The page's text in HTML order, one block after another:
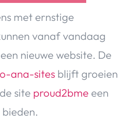
& Beauty
Huis & Tuin
& Media
met ernstige
vanaf vandaag
nieuwe website. De
ana-sites blijft groeien
site proud2bme een